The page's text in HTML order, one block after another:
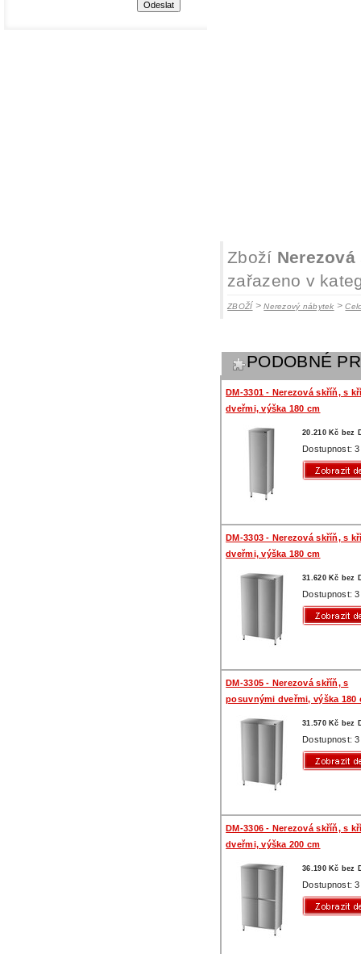
Zboží
zařazeno v
ZBOŽÍ>Nerezový nábytek >
PODOBNÉ
DM-3301 - Nerezová skříň, s
dveřmi, výška 180 cm
20.210 Kč bez
Dostupnost:
DM-3303 - Nerezová skříň, s
dveřmi, výška 180 cm
31.620 Kč bez
Dostupnost:
DM-3305 - Nerezová skříň, s
posuvnými dveřmi, výška 180
31.570 Kč bez
Dostupnost:
DM-3306 - Nerezová skříň, s
dveřmi, výška 200 cm
36.190 Kč bez
Dostupnost: